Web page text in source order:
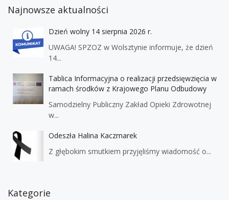
Najnowsze aktualności
Dzień wolny 14 sierpnia 2026 r.
UWAGA! SPZOZ w Wolsztynie informuje, że dzień
14...
Tablica Informacyjna o realizacji przedsięwzięcia w
ramach środków z Krajowego Planu Odbudowy
Samodzielny Publiczny Zakład Opieki Zdrowotnej
w...
Odeszła Halina Kaczmarek
Z głębokim smutkiem przyjęliśmy wiadomość o...
Kategorie